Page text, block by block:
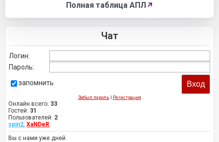
Полная таблица АПЛ ↗
Чат
Логин:
Пароль:
запомнить
Забыл пароль | Регистрация
Онлайн всего: 33
Гостей: 31
Пользователей: 2
spin2, XaNDeR
Вы с нами уже дней.